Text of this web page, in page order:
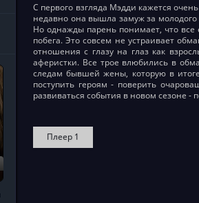
С первого взгляда Мэдди кажется
недавно она вышла замуж за
Но однажды парень понимает, что все
побега. Это совсем не устраивает
отношения с глазу на глаз как
аферистки. Все трое влюбились в
следам бывшей жены, которую в
поступить героям - поверить
развиваться события в новом сезоне -
Плеер 1